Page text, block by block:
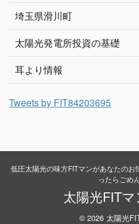
埼玉県滑川町
太陽光発電所投資の基礎
耳より情報
Tweets by FIT84203695
低圧太陽光の味方FITマンがあなたの
ったらごめ
太陽光FIT
© 2026 太陽光